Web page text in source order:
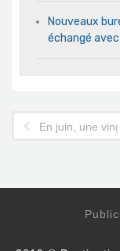
Nouveaux
échangé
En juin, une